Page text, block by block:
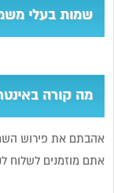
שמות בעלי
מה קורה
אהבתם את פירוש השם
אתם מוזמנים לשלוח